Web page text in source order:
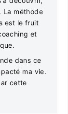
La méthode
est le fruit
et
dans ce
ma vie.
cette